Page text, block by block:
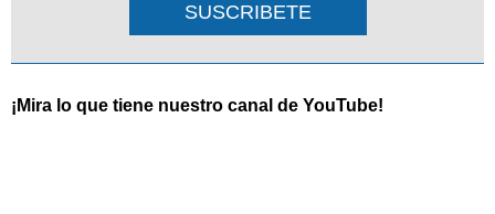
SUSCRIBETE
¡Mira lo que tiene nuestro canal de YouTube!